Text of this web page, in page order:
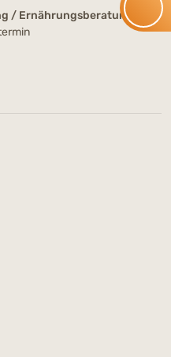
/ Ernährungsberatung